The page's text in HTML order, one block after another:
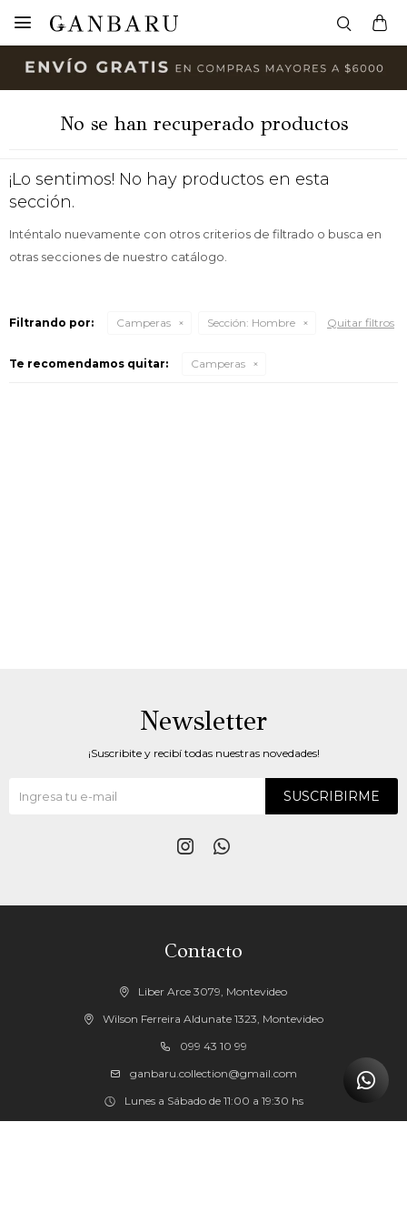

No se han recuperado productos
¡Lo sentimos! No hay productos en esta
sección.
Inténtalo nuevamente con otros criterios de filtrado o busca en
otras secciones de nuestro catálogo.
Filtrando por: Camperas Sección: Hombre Quitar filtros
Te recomendamos quitar: Camperas
Contacto
Liber Arce 3079, Montevideo
Wilson Ferreira Aldunate 1323, Montevideo
099 43 10 99
ganbaru.collection@gmail.com
Lunes a Sábado de 11:00 a 19:30 hs
Newsletter
¡Suscribite y recibí todas nuestras novedades!
SUSCRIBIRME
 